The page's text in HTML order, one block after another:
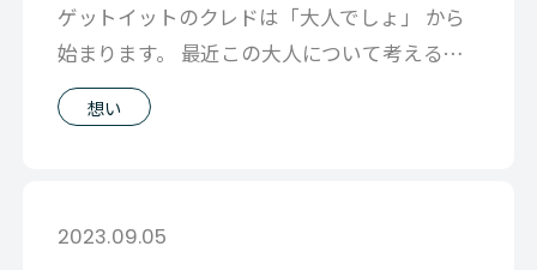
ゲットイットのクレドは「大人でしょ」 から
始まります。 最近この大人について考えるこ
とが多いです。 上から指示命令されな
想い
2023.09.05